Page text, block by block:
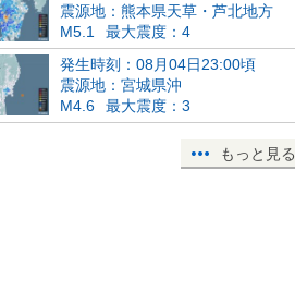
震源地：熊本県天草・芦北地方
M5.1
最大震度：4
発生時刻：08月04日23:00頃
震源地：宮城県沖
M4.6
最大震度：3
もっと見る